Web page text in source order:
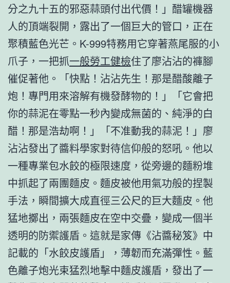
分之九十五的邪惡蒜頭付出代價！」醋罐機器
人的頂端裂開，露出了一個巨大的管口，正在
聚積藍色光芒。K-999特務用它穿著燕尾服的小
爪子，一把抓一般勞工健檢住了廖沾沾的褲腳
催促著他。「快點！沾沾先生！那是醋酸離子
炮！專門用來溶解有機發酵物的！」「它會把
你的蒜泥在零點一秒內變成無菌的、純淨的白
醋！那是浩劫啊！」「不准動我的蒜泥！」廖
沾沾發出了醬料學家對待信仰般的怒吼。他以
一種專業包水餃的極限速度，從旁邊的麵粉堆
中抓起了兩團麵皮。麵皮被他用氣功般的捏製
手法，瞬間擴大成直徑三公尺的巨大麵皮。他
猛地擲出，兩張麵皮在空中交疊，變成一個半
透明的防禦護盾。這就是家傳《沾醬秘笈》中
記載的「水餃皮護盾」，薄韌而充滿彈性。藍
色離子炮光束猛烈地擊中麵皮護盾，發出了一